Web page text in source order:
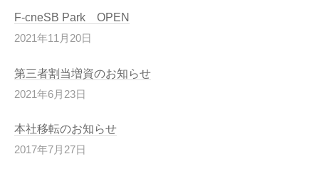
F-cneSB Park OPEN
2021年11月20日
第三者割当増資のお知らせ
2021年6月23日
本社移転のお知らせ
2017年7月27日